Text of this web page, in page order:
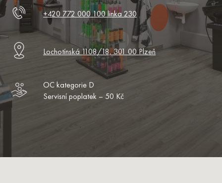
+420 772 000 100 linka 230
Lochotínská 1108/18, 301 00 Plzeň
OC kategorie D
Servisní poplatek – 50 Kč